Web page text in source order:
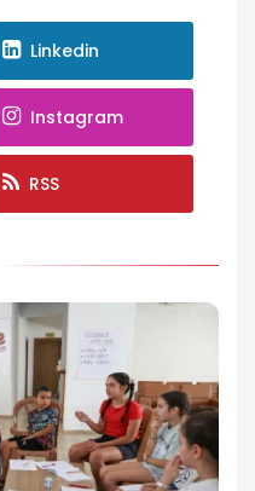
Linkedin
Instagram
RSS